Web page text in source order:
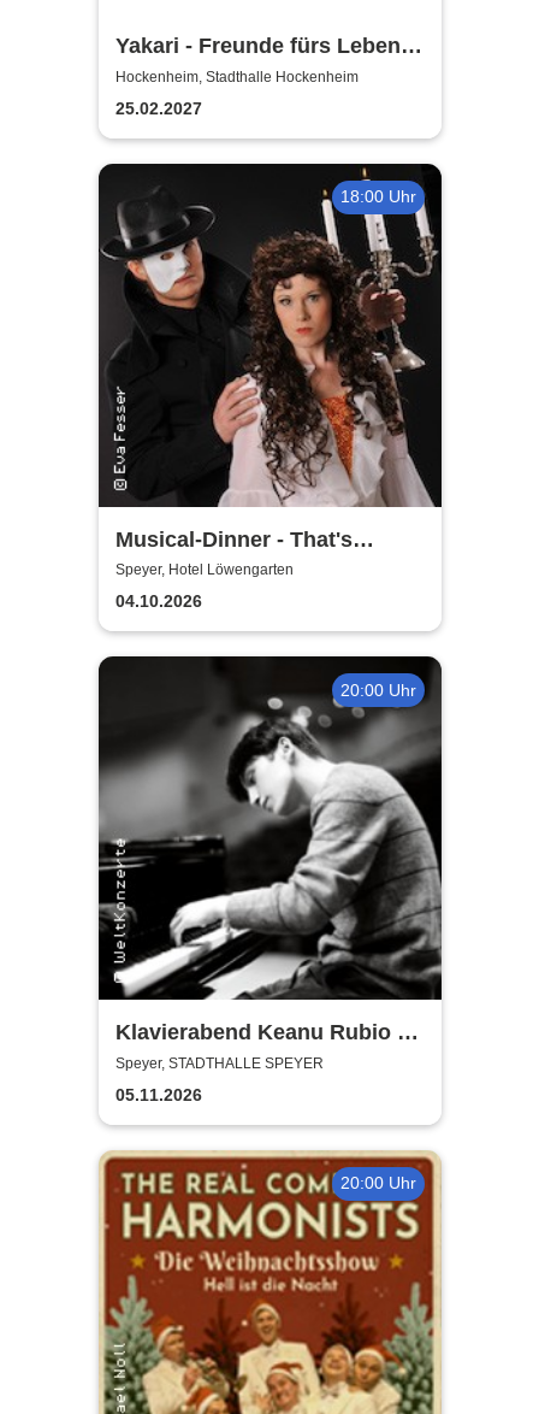
Yakari - Freunde fürs Leben -
Das Musical für die ganze
Familie
Hockenheim, Stadthalle Hockenheim
25.02.2027
18:00 Uhr
Musical-Dinner - That's
Entertainment
Speyer, Hotel Löwengarten
04.10.2026
20:00 Uhr
Klavierabend Keanu Rubio -
Hommage an Ludovico
Einaudi
Speyer, STADTHALLE SPEYER
05.11.2026
20:00 Uhr